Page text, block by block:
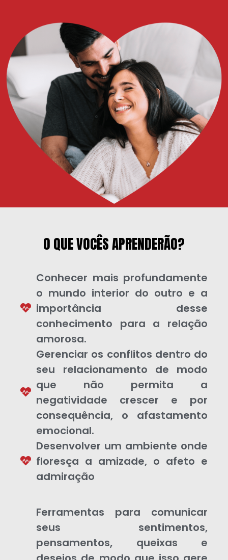
O QUE VOCÊS APRENDERÃO?
Conhecer mais profundamente
o mundo interior do outro e a
importância desse
conhecimento para a relação
amorosa.
Gerenciar os conflitos dentro do
seu relacionamento de modo
que não permita a
negatividade crescer e por
consequência, o afastamento
emocional.
Desenvolver um ambiente onde
floresça a amizade, o afeto e
admiração
Ferramentas para comunicar
seus sentimentos,
pensamentos, queixas e